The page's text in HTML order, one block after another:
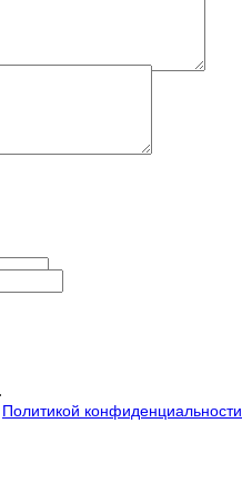
Политикой конфиденциальности